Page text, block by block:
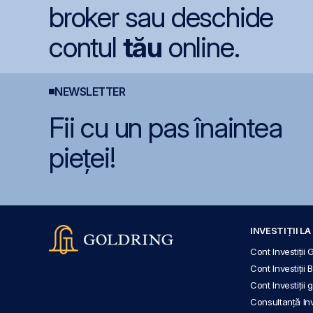
broker sau deschide
contul tău online.
NEWSLETTER
Fii cu un pas înaintea
pieței!
INVESTIȚII LA
Cont Investiții
Cont Investiții
Cont Investiții
Consultanță